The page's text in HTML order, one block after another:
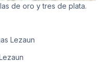
de oro y tres de plata.
Lezaun